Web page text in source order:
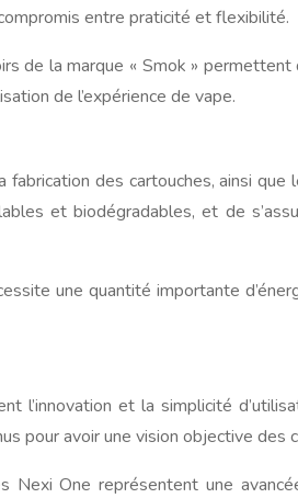
entre praticité et flexibilité.
de la marque « Smok »
de l’expérience de vape.
des cartouches, ainsi
et biodégradables, et de
une quantité importante
et la simplicité
pour avoir une vision objective
One représentent une